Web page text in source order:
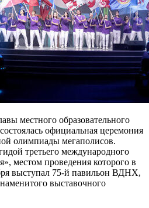
местного образовательного
официальная церемония
олимпиады мегаполисов.
третьего международного
местом проведения которого в
выступал 75-й павильон ВДНХ,
выставочного